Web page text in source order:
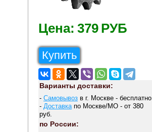
Цена: 379 РУБ
Купить
Варианты доставки:
- Самовывозв г. Москве - бесплатно
- Доставкапо Москве/МО - от 380
руб.
по России: